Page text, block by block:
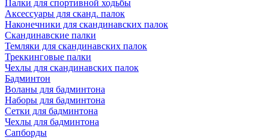
Палки для спортивной ходьбы
Аксессуары для сканд. палок
Наконечники для скандинавских палок
Скандинавские палки
Темляки для скандинавских палок
Треккинговые палки
Чехлы для скандинавских палок
Бадминтон
Воланы для бадминтона
Наборы для бадминтона
Сетки для бадминтона
Чехлы для бадминтона
Сапборды